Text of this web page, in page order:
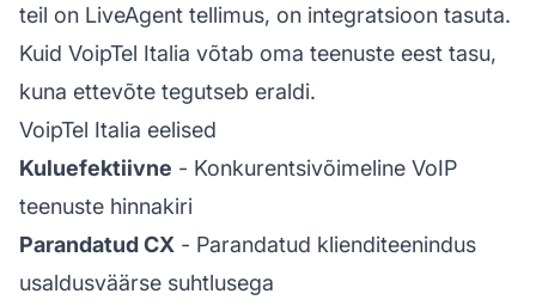
teil on LiveAgent tellimus, on integratsioon tasuta.
Kuid VoipTel Italia võtab oma teenuste eest tasu,
kuna ettevõte tegutseb eraldi.
VoipTel Italia eelised
Kuluefektiivne - Konkurentsivõimeline VoIP
teenuste hinnakiri
Parandatud CX - Parandatud klienditeenindus
usaldusväärse suhtlusega